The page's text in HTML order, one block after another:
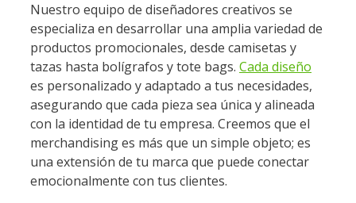
Nuestro equipo de diseñadores creativos se
especializa en desarrollar una amplia variedad de
productos promocionales, desde camisetas y
tazas hasta bolígrafos y tote bags. Cada diseño
es personalizado y adaptado a tus necesidades,
asegurando que cada pieza sea única y alineada
con la identidad de tu empresa. Creemos que el
merchandising es más que un simple objeto; es
una extensión de tu marca que puede conectar
emocionalmente con tus clientes.